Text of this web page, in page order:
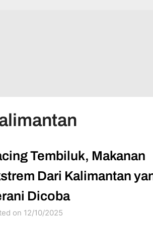
Tembiluk, Makanan
Dari Kalimantan
Dicoba
on 12/10/2025